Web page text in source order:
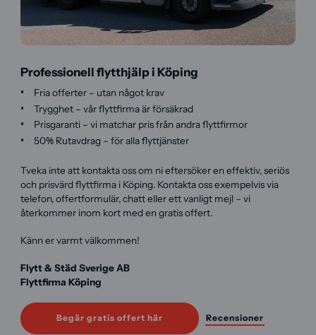
Professionell flytthjälp i Köping
Fria offerter – utan något krav
Trygghet – vår flyttfirma är försäkrad
Prisgaranti – vi matchar pris från andra flyttfirmor
50% Rutavdrag – för alla flyttjänster
Tveka inte att kontakta oss om ni eftersöker en effektiv, seriös
och prisvärd flyttfirma i Köping. Kontakta oss exempelvis via
telefon, offertformulär, chatt eller ett vanligt mejl – vi
återkommer inom kort med en gratis offert.
Känn er varmt välkommen!
Flytt & Städ Sverige AB
Flyttfirma Köping
Begär gratis offert här Recensioner